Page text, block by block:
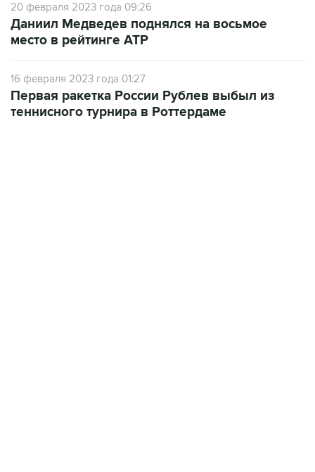
20 февраля 2023 года 09:26
Даниил Медведев поднялся на восьмое
место в рейтинге ATP
16 февраля 2023 года 01:27
Первая ракетка России Рублев выбыл из
теннисного турнира в Роттердаме